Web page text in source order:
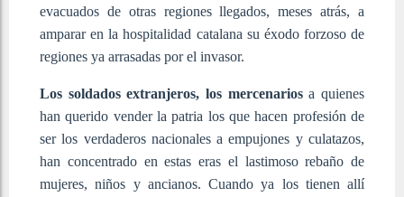
evacuados de otras regiones llegados, meses atrás, a
amparar en la hospitalidad catalana su éxodo forzoso de
regiones ya arrasadas por el invasor.
Los soldados extranjeros, los mercenariosa quienes
han querido vender la patria los que hacen profesión de
ser los verdaderos nacionales a empujones y culatazos,
han concentrado en estas eras el lastimoso rebaño de
mujeres, niños y ancianos. Cuando ya los tienen allí